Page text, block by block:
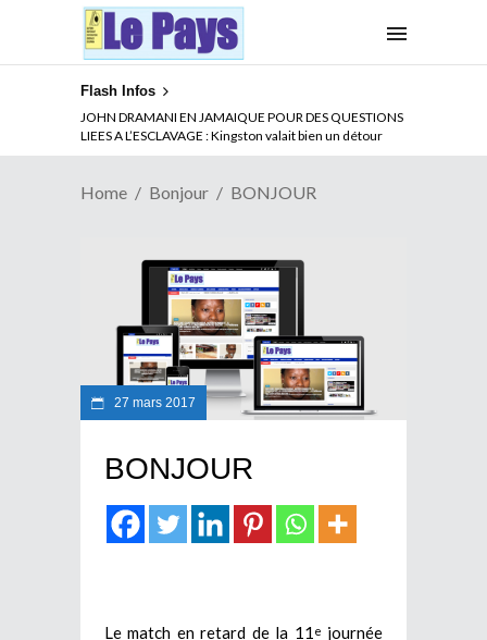
Flash Infos
JOHN DRAMANI EN JAMAIQUE POUR DES QUESTIONS
LIEES A L’ESCLAVAGE : Kingston valait bien un détour
Home Bonjour BONJOUR
27 mars 2017
BONJOUR
Le match en retard de la 11 e journée